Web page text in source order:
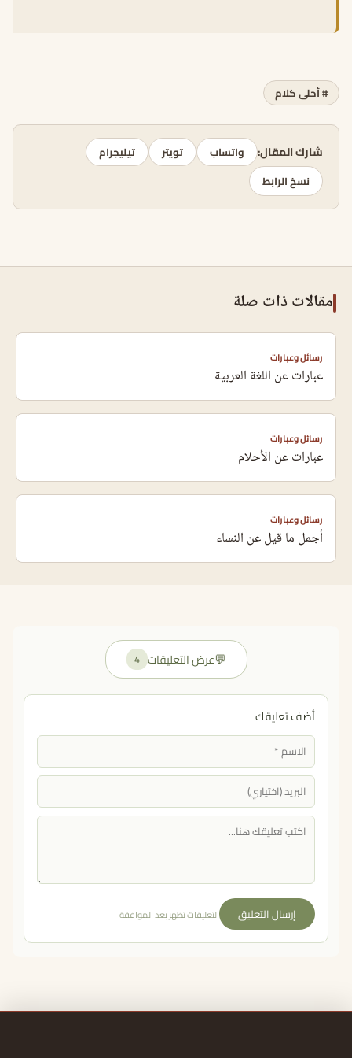
# أحلى كلام
شارك المقال: واتساب تويتر
تيليجرام
نسخ الرابط
مقالات ذات صلة
رسائل وعبارات
عبارات عن اللغة العربية
رسائل وعبارات
عبارات عن الأحلام
رسائل وعبارات
أجمل ما قيل عن النساء
💬عرض التعليقات 4
أضف تعليقك
إرسال التعليق التعليقات تظهر بعد الموافقة